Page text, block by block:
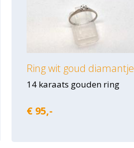
Ring wit goud diamantje
14 karaats gouden ring
€ 95,-